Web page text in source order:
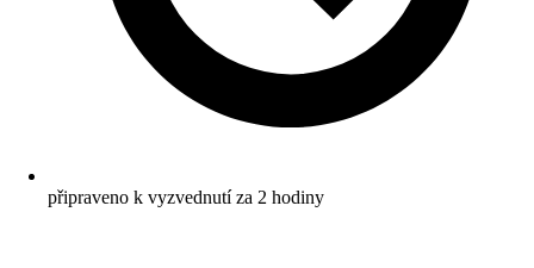
připraveno k vyzvednutí za 2 hodiny